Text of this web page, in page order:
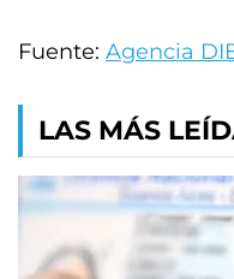
Fuente: Agencia
LAS MÁS